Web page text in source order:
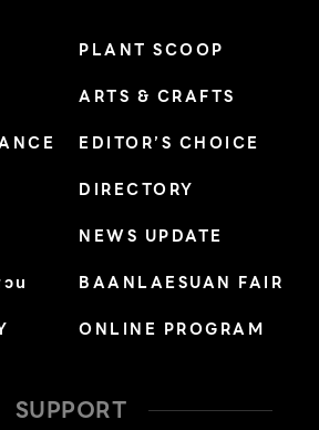
น
PLANT SCOOP
ARTS & CRAFTS
EDITOR’S CHOICE
DIRECTORY
NEWS UPDATE
BAANLAESUAN FAIR
ONLINE PROGRAM
SUPPORT